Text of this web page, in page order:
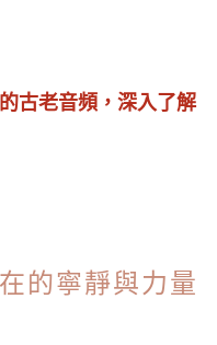
古老音頻，深入了解
的寧靜與力量